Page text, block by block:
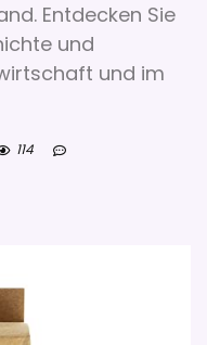
Entdecken Sie
und
und im
114